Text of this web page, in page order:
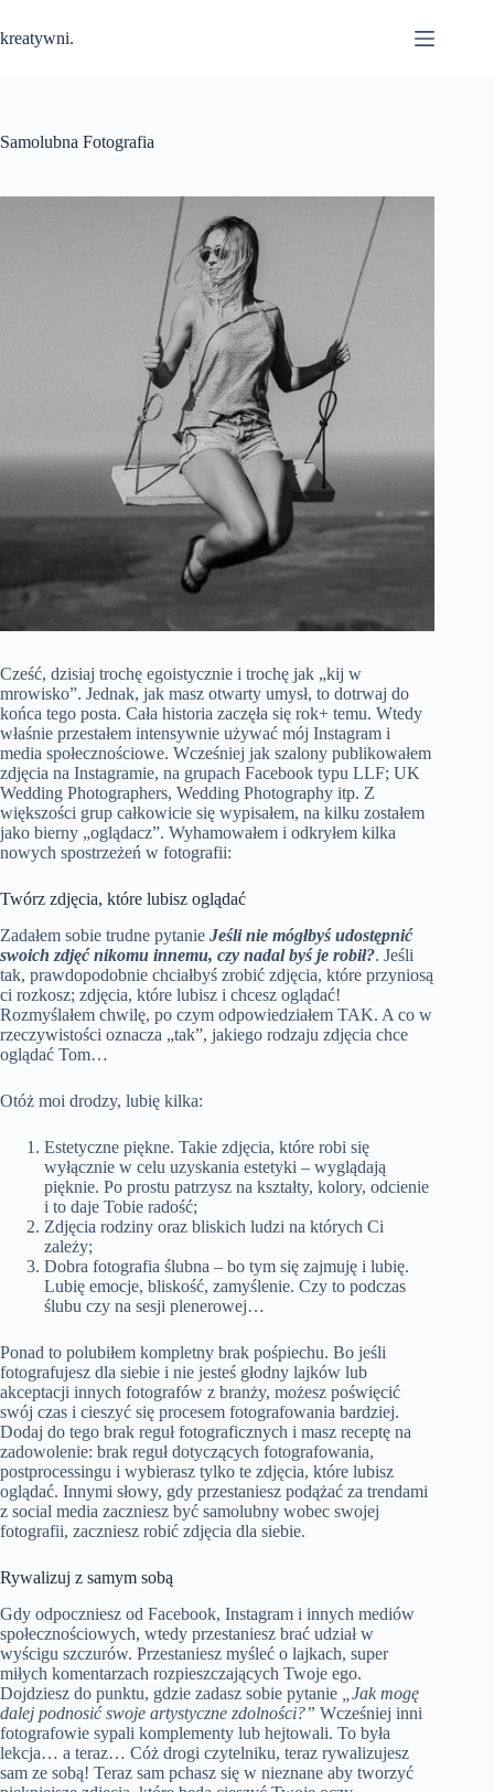
do
treści
kreatywni.
Samolubna Fotografia
Cześć, dzisiaj trochę egoistycznie i trochę jak „kij w
mrowisko”. Jednak, jak masz otwarty umysł, to dotrwaj do
końca tego posta. Cała historia zaczęła się rok+ temu. Wtedy
właśnie przestałem intensywnie używać mój Instagram i
media społecznościowe. Wcześniej jak szalony publikowałem
zdjęcia na Instagramie, na grupach Facebook typu LLF; UK
Wedding Photographers, Wedding Photography itp. Z
większości grup całkowicie się wypisałem, na kilku zostałem
jako bierny „oglądacz”. Wyhamowałem i odkryłem kilka
nowych spostrzeżeń w fotografii:
Twórz zdjęcia, które lubisz oglądać
Zadałem sobie trudne pytanie Jeśli nie mógłbyś udostępnić
swoich zdjęć nikomu innemu, czy nadal byś je robił?. Jeśli
tak, prawdopodobnie chciałbyś zrobić zdjęcia, które przyniosą
ci rozkosz; zdjęcia, które lubisz i chcesz oglądać!
Rozmyślałem chwilę, po czym odpowiedziałem TAK. A co w
rzeczywistości oznacza „tak”, jakiego rodzaju zdjęcia chce
oglądać Tom…
Otóż moi drodzy, lubię kilka:
Estetyczne piękne. Takie zdjęcia, które robi się
wyłącznie w celu uzyskania estetyki – wyglądają
pięknie. Po prostu patrzysz na kształty, kolory, odcienie
i to daje Tobie radość;
Zdjęcia rodziny oraz bliskich ludzi na których Ci
zależy;
Dobra fotografia ślubna – bo tym się zajmuję i lubię.
Lubię emocje, bliskość, zamyślenie. Czy to podczas
ślubu czy na sesji plenerowej…
Ponad to polubiłem kompletny brak pośpiechu. Bo jeśli
fotografujesz dla siebie i nie jesteś głodny lajków lub
akceptacji innych fotografów z branży, możesz poświęcić
swój czas i cieszyć się procesem fotografowania bardziej.
Dodaj do tego brak reguł fotograficznych i masz receptę na
zadowolenie: brak reguł dotyczących fotografowania,
postprocessingu i wybierasz tylko te zdjęcia, które lubisz
oglądać. Innymi słowy, gdy przestaniesz podążać za trendami
z social media zaczniesz być samolubny wobec swojej
fotografii, zaczniesz robić zdjęcia dla siebie.
Rywalizuj z samym sobą
Gdy odpoczniesz od Facebook, Instagram i innych mediów
społecznościowych, wtedy przestaniesz brać udział w
wyścigu szczurów. Przestaniesz myśleć o lajkach, super
miłych komentarzach rozpieszczających Twoje ego.
Dojdziesz do punktu, gdzie zadasz sobie pytanie
„Jak mogę
dalej podnosić swoje artystyczne zdolności?” Wcześniej inni
fotografowie sypali komplementy lub hejtowali. To była
lekcja… a teraz… Cóż drogi czytelniku, teraz rywalizujesz
sam ze sobą! Teraz sam pchasz się w nieznane aby tworzyć